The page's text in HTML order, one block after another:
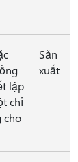
lập
chỉ
cho
Sản
xuất